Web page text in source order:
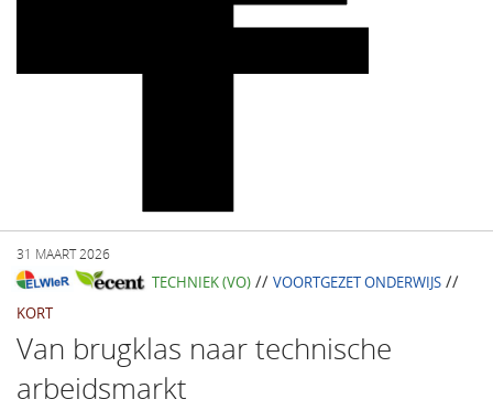
31 MAART 2026
TECHNIEK (VO)// VOORTGEZET ONDERWIJS//
KORT
Van brugklas naar technische
arbeidsmarkt